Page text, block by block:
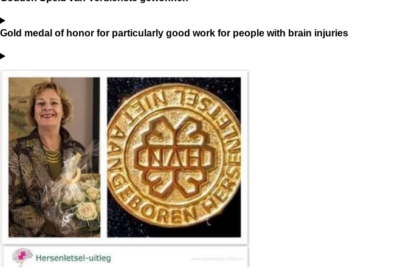
Gold medal of honor for particularly good work for people with brain injuries